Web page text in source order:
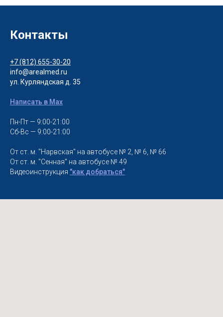
Контакты
+7 (812) 655-30-20
info@arealmed.ru
ул. Курляндская д. 35
Написать в Max
Пн-Пт — 9:00-21:00
Сб-Вс — 9:00-21:00
От ст. м. "Нарвская" на автобусе № 2, № 6, № 66
От ст. м. "Сенная" на автобусе № 49
Видеоинструкция "как добраться"